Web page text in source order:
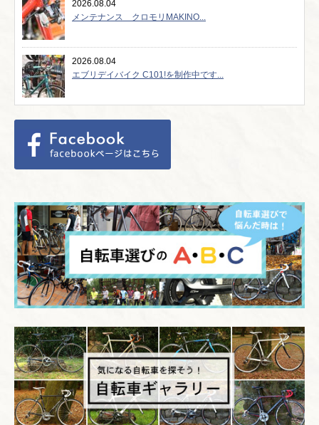
2026.08.04
メンテナンス クロモリMAKINO...
2026.08.04
エブリデイバイク C101!を制作中です...